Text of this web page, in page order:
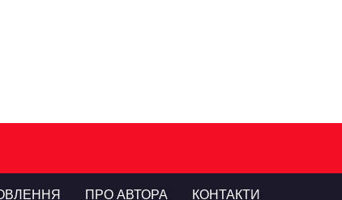
ПРО АВТОРА КОНТАКТИ